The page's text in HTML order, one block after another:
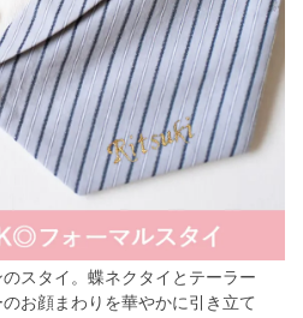
スタイ。蝶ネクタイとテーラー
お顔まわりを華やかに引き立て